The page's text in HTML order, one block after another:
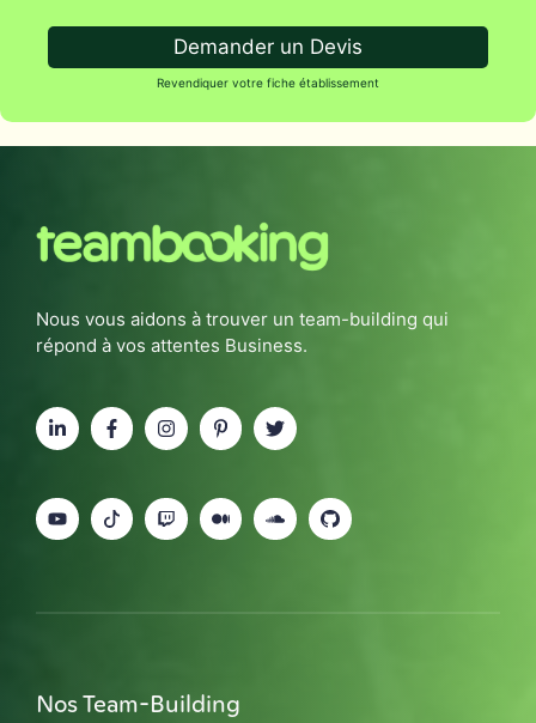
Demander un Devis
Revendiquer votre fiche établissement
Nous vous aidons à trouver un team-building qui
répond à vos attentes Business.
Nos Team-Building